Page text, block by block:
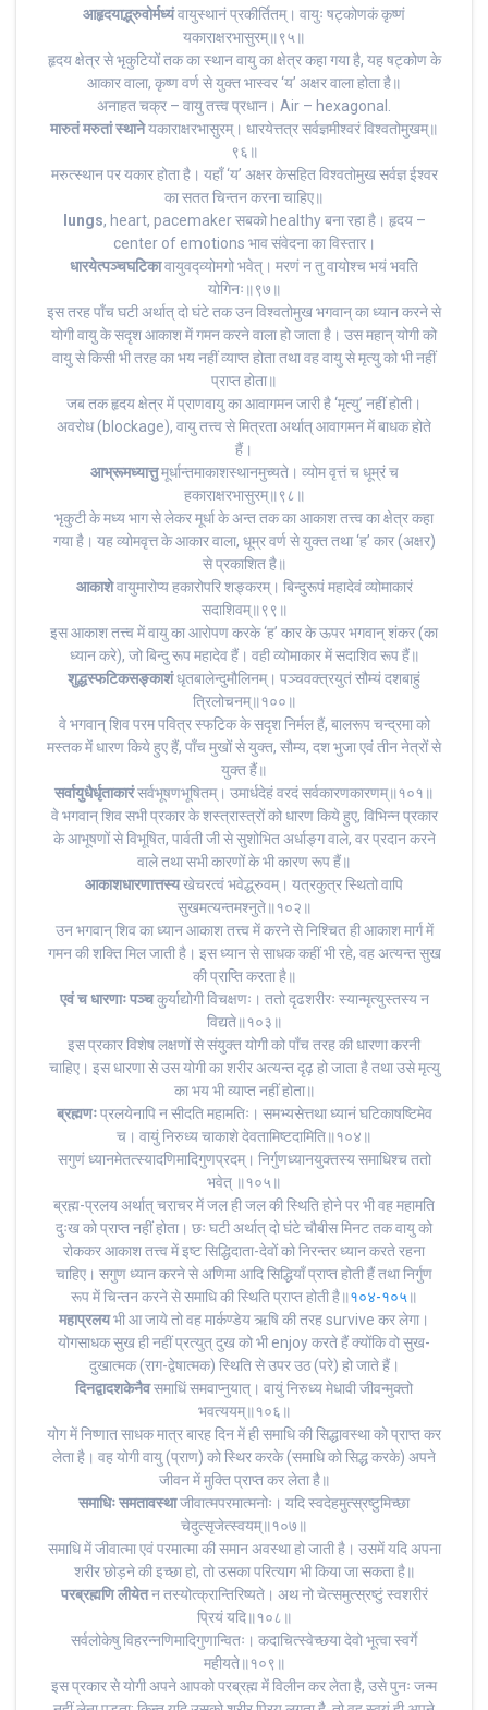
आहृदयाद्भ्रुवोर्मध्यंवायुस्थानं प्रकीर्तितम्। वायुः षट्कोणकं कृष्णं
यकाराक्षरभासुरम्॥९५॥
हृदय क्षेत्र से भृकुटियों तक का स्थान वायु का क्षेत्र कहा गया है, यह षट्कोण के
आकार वाला, कृष्ण वर्ण से युक्त भास्वर ‘य’ अक्षर वाला होता है॥
अनाहत चक्र – वायु तत्त्व प्रधान। Air – hexagonal.
मारुतं मरुतां स्थानेयकाराक्षरभासुरम्। धारयेत्तत्र सर्वज्ञमीश्वरं विश्वतोमुखम्॥
९६॥
मरुत्स्थान पर यकार होता है। यहाँ ‘य’ अक्षर केसहित विश्वतोमुख सर्वज्ञ ईश्वर
का सतत चिन्तन करना चाहिए॥
lungs, heart, pacemaker सबको healthy बना रहा है। हृदय –
center of emotions भाव संवेदना का विस्तार।
धारयेत्पञ्चघटिकावायुवद्व्योमगो भवेत्। मरणं न तु वायोश्च भयं भवति
योगिनः॥९७॥
इस तरह पाँच घटी अर्थात् दो घंटे तक उन विश्वतोमुख भगवान् का ध्यान करने से
योगी वायु के सदृश आकाश में गमन करने वाला हो जाता है। उस महान् योगी को
वायु से किसी भी तरह का भय नहीं व्याप्त होता तथा वह वायु से मृत्यु को भी नहीं
प्राप्त होता॥
जब तक हृदय क्षेत्र में प्राणवायु का आवागमन जारी है ‘मृत्यु’ नहीं होती।
अवरोध (blockage), वायु तत्त्व से मित्रता अर्थात् आवागमन में बाधक होते
हैं।
आभ्रूमध्यात्तुमूर्धान्तमाकाशस्थानमुच्यते। व्योम वृत्तं च धूम्रं च
हकाराक्षरभासुरम्॥९८॥
भृकुटी के मध्य भाग से लेकर मूर्धा के अन्त तक का आकाश तत्त्व का क्षेत्र कहा
गया है। यह व्योमवृत्त के आकार वाला, धूम्र वर्ण से युक्त तथा ‘ह’ कार (अक्षर)
से प्रकाशित है॥
आकाशेवायुमारोप्य हकारोपरि शङ्करम्। बिन्दुरूपं महादेवं व्योमाकारं
सदाशिवम्॥९९॥
इस आकाश तत्त्व में वायु का आरोपण करके ‘ह’ कार के ऊपर भगवान् शंकर (का
ध्यान करे), जो बिन्दु रूप महादेव हैं। वही व्योमाकार में सदाशिव रूप हैं॥
शुद्धस्फटिकसङ्काशंधृतबालेन्दुमौलिनम्। पञ्चवक्त्रयुतं सौम्यं दशबाहुं
त्रिलोचनम्॥१००॥
वे भगवान् शिव परम पवित्र स्फटिक के सदृश निर्मल हैं, बालरूप चन्द्रमा को
मस्तक में धारण किये हुए हैं, पाँच मुखों से युक्त, सौम्य, दश भुजा एवं तीन नेत्रों से
युक्त हैं॥
सर्वायुधैर्धृताकारंसर्वभूषणभूषितम्। उमार्धदेहं वरदं सर्वकारणकारणम्॥१०१॥
वे भगवान् शिव सभी प्रकार के शस्त्रास्त्रों को धारण किये हुए, विभिन्न प्रकार
के आभूषणों से विभूषित, पार्वती जी से सुशोभित अर्धाङ्ग वाले, वर प्रदान करने
वाले तथा सभी कारणों के भी कारण रूप हैं॥
आकाशधारणात्तस्यखेचरत्वं भवेद्ध्रुवम्। यत्रकुत्र स्थितो वापि
सुखमत्यन्तमश्नुते॥१०२॥
उन भगवान् शिव का ध्यान आकाश तत्त्व में करने से निश्चित ही आकाश मार्ग में
गमन की शक्ति मिल जाती है। इस ध्यान से साधक कहीं भी रहे, वह अत्यन्त सुख
की प्राप्ति करता है॥
एवं च धारणाः पञ्चकुर्याद्योगी विचक्षणः। ततो दृढशरीरः स्यान्मृत्युस्तस्य न
विद्यते॥१०३॥
इस प्रकार विशेष लक्षणों से संयुक्त योगी को पाँच तरह की धारणा करनी
चाहिए। इस धारणा से उस योगी का शरीर अत्यन्त दृढ़ हो जाता है तथा उसे मृत्यु
का भय भी व्याप्त नहीं होता॥
ब्रह्मणःप्रलयेनापि न सीदति महामतिः। समभ्यसेत्तथा ध्यानं घटिकाषष्टिमेव
च। वायुं निरुध्य चाकाशे देवतामिष्टदामिति॥१०४॥
सगुणं ध्यानमेतत्स्यादणिमादिगुणप्रदम्। निर्गुणध्यानयुक्तस्य समाधिश्च ततो
भवेत् ॥१०५॥
ब्रह्म-प्रलय अर्थात् चराचर में जल ही जल की स्थिति होने पर भी वह महामति
दुःख को प्राप्त नहीं होता। छः घटी अर्थात् दो घंटे चौबीस मिनट तक वायु को
रोककर आकाश तत्त्व में इष्ट सिद्धिदाता-देवों को निरन्तर ध्यान करते रहना
चाहिए। सगुण ध्यान करने से अणिमा आदि सिद्धियाँ प्राप्त होती हैं तथा निर्गुण
रूप में चिन्तन करने से समाधि की स्थिति प्राप्त होती है॥१०४-१०५ ॥
महाप्रलयभी आ जाये तो वह मार्कण्डेय ऋषि की तरह survive कर लेगा।
योगसाधक सुख ही नहीं प्रत्युत् दुख को भी enjoy करते हैं क्योंकि वो सुख-
दुखात्मक (राग-द्वेषात्मक) स्थिति से उपर उठ (परे) हो जाते हैं।
दिनद्वादशकेनैवसमाधिं समवाप्नुयात्। वायुं निरुध्य मेधावी जीवन्मुक्तो
भवत्ययम्॥१०६॥
योग में निष्णात साधक मात्र बारह दिन में ही समाधि की सिद्धावस्था को प्राप्त कर
लेता है। वह योगी वायु (प्राण) को स्थिर करके (समाधि को सिद्ध करके) अपने
जीवन में मुक्ति प्राप्त कर लेता है॥
समाधिः समतावस्थाजीवात्मपरमात्मनोः। यदि स्वदेहमुत्स्रष्टुमिच्छा
चेदुत्सृजेत्स्वयम्॥१०७॥
समाधि में जीवात्मा एवं परमात्मा की समान अवस्था हो जाती है। उसमें यदि अपना
शरीर छोड़ने की इच्छा हो, तो उसका परित्याग भी किया जा सकता है॥
परब्रह्मणि लीयेतन तस्योत्क्रान्तिरिष्यते। अथ नो चेत्समुत्स्रष्टुं स्वशरीरं
प्रियं यदि॥१०८॥
सर्वलोकेषु विहरन्नणिमादिगुणान्वितः। कदाचित्स्वेच्छया देवो भूत्वा स्वर्गे
महीयते॥१०९॥
इस प्रकार से योगी अपने आपको परब्रह्म में विलीन कर लेता है, उसे पुनः जन्म